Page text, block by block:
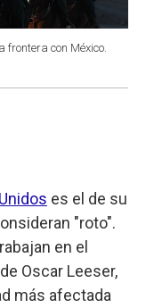
con México.
es el de su
"roto".
en el
Oscar Leeser,
más afectada